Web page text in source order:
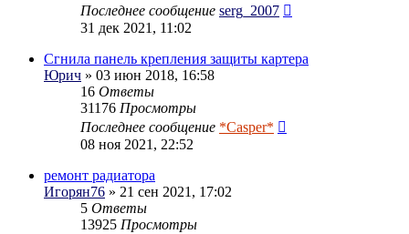
Последнее сообщение serg_2007
31 дек 2021, 11:02
Сгнила панель крепления защиты картера
Юрич » 03 июн 2018, 16:58
16 Ответы
31176 Просмотры
Последнее сообщение *Casper*
08 ноя 2021, 22:52
ремонт радиатора
Игорян76 » 21 сен 2021, 17:02
5 Ответы
13925 Просмотры